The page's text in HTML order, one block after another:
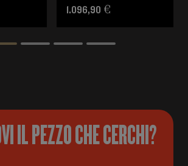
1.096,90 €
IL PEZZO CHE CERCHI?